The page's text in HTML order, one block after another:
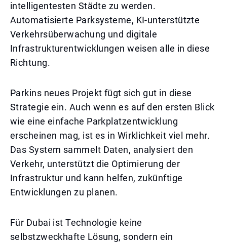
intelligentesten Städte zu werden.
Automatisierte Parksysteme, KI-unterstützte
Verkehrsüberwachung und digitale
Infrastrukturentwicklungen weisen alle in diese
Richtung.
Parkins neues Projekt fügt sich gut in diese
Strategie ein. Auch wenn es auf den ersten Blick
wie eine einfache Parkplatzentwicklung
erscheinen mag, ist es in Wirklichkeit viel mehr.
Das System sammelt Daten, analysiert den
Verkehr, unterstützt die Optimierung der
Infrastruktur und kann helfen, zukünftige
Entwicklungen zu planen.
Für Dubai ist Technologie keine
selbstzweckhafte Lösung, sondern ein